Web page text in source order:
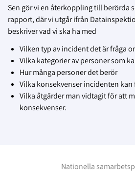
Sen gör vi en återkoppling till berörda
rapport, där vi utgår ifrån
beskriver vad vi ska ha med
Vilken typ av incident det är fråga
Vilka kategorier av personer som
Hur många personer det berör
Vilka konsekvenser incidenten kan
Vilka åtgärder man vidtagit för att
konsekvenser.
Nationella